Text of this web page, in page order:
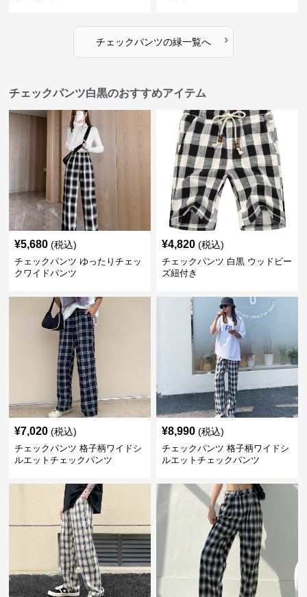
チェックパンツの緑一覧へ ›
チェックパンツ白黒のおすすめアイテム
¥5,680 (税込)
チェックパンツ ゆったりチェッ
クワイドパンツ
¥4,820 (税込)
チェックパンツ 白黒 ウッドビー
ズ紐付き
¥7,020 (税込)
チェックパンツ 格子柄ワイドシ
ルエットチェックパンツ
¥8,990 (税込)
チェックパンツ 格子柄ワイドシ
ルエットチェックパンツ